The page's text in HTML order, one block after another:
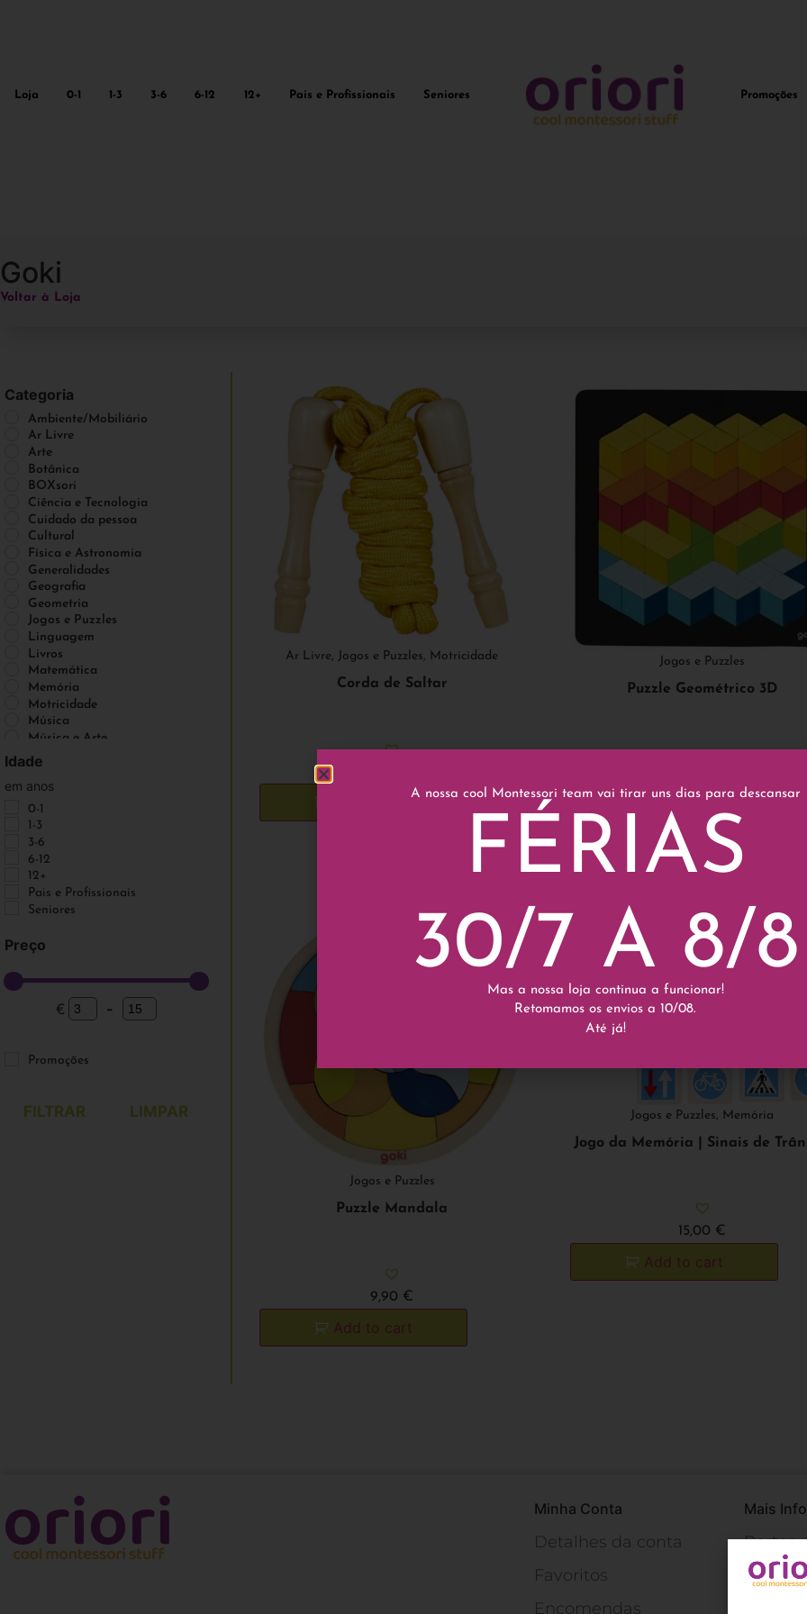
Loja 0-1 1-3 3-6 6-12 12+ Pais e Profissionais Seniores Promoções
Goki
Voltar à Loja
Categoria
Ambiente/Mobiliário
Ar Livre
Arte
Botânica
BOXsori
Ciência e Tecnologia
Cuidado da pessoa
Cultural
Física e Astronomia
Generalidades
Geografia
Geometria
Jogos e Puzzles
Linguagem
Livros
Matemática
Memória
Motricidade
Música
Música e Arte
Nienhuis Montessori
Química
Sensorial
Vida Prática
Zoologia
Idade
em anos
0-1
1-3
3-6
6-12
12+
Pais e Profissionais
Seniores
Preço
€ Minimum Price
-
Maximum Price
Promoções
FILTRAR LIMPAR
Ar Livre, Jogos e Puzzles, Motricidade
Corda de Saltar
Add to cart
Jogos e Puzzles
Puzzle Geométrico 3D
Add to cart
Jogos e Puzzles
Puzzle Mandala
9,90 €
Add to cart
Jogos e Puzzles, Memória
Jogo da Memória | Sinais de
15,00 €
Add to cart
Minha Conta
Detalhes da conta
Favoritos
Encomendas
Mais
Portes
A nossa cool Montessori team vai tirar uns dias para descansar
FÉRIAS
30/7 A 8/8
Mas a nossa loja continua a funcionar!
Retomamos os envios a 10/08.
Até já!